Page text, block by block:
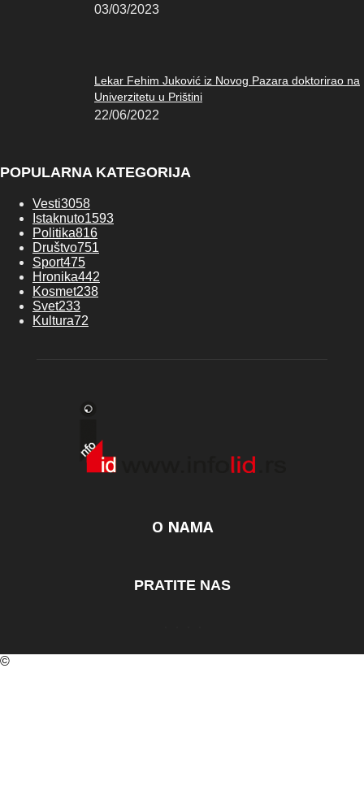
03/03/2023
Lekar Fehim Juković iz Novog Pazara doktorirao na
Univerzitetu u Prištini
22/06/2022
POPULARNA KATEGORIJA
Vesti3058
Istaknuto1593
Politika816
Društvo751
Sport475
Hronika442
Kosmet238
Svet233
Kultura72
O NAMA
PRATITE NAS
©